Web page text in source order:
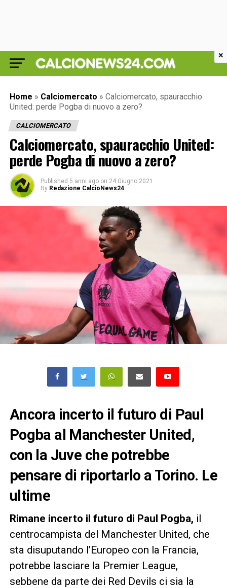
Home » Calciomercato » Calciomercato, spauracchio
United: perde Pogba di nuovo a zero?
CALCIOMERCATO
Calciomercato, spauracchio United:
perde Pogba di nuovo a zero?
Published 5 anni ago on 24 Giugno 2021
By Redazione CalcioNews24
Ancora incerto il futuro di Paul
Pogba al Manchester United,
con la Juve che potrebbe
pensare di riportarlo a Torino. Le
ultime
Rimane incerto il futuro di Paul Pogba, il
centrocampista del Manchester United, che
sta disuputando l’Europeo con la Francia,
potrebbe lasciare la Premier League,
sebbene da parte dei Red Devils ci sia la
×